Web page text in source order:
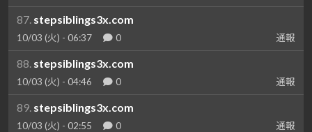
87. stepsiblings3x.com
10/03 (火) - 06:37 0 通報
88. stepsiblings3x.com
10/03 (火) - 04:46 0 通報
89. stepsiblings3x.com
10/03 (火) - 02:55 0 通報